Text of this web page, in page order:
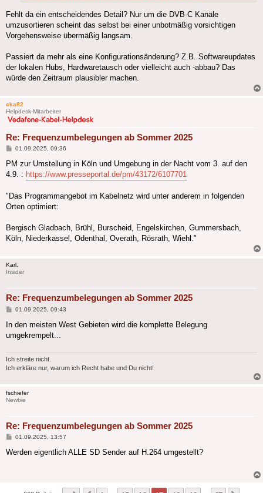
Fehlt da ein entscheidendes Detail? Nur um die DVB-C Kanäle
umzusortieren scheint das selbst bei einer unbotmäßig vorsichtigen
Vorgehensweise übermäßig langsam.
Passiert da mehr als eine Konfigurationsänderung? Z.B. Softwareupdates
der lokalen Hubs, Hardwaretausch oder vielleicht auch -abbau? Das
würde den Zeitraum plausibler machen.
cka82
Helpdesk-Mitarbeiter
Re: Frequenzumbelegungen ab Sommer 2025
Beitrag
01.09.2025, 09:36
PM zur Umstellung in Köln und Umgebung in der Nacht vom 3. auf den
4.9. : https://www.presseportal.de/pm/43172/6107701
"Das Programmangebot im Kabelnetz wird unter anderem in folgenden
Orten optimiert:
Bergisch Gladbach, Brühl, Burscheid, Engelskirchen, Gummersbach,
Köln, Niederkassel, Odenthal, Overath, Rösrath, Wiehl."
Karl.
Insider
Re: Frequenzumbelegungen ab Sommer 2025
Beitrag
01.09.2025, 09:43
In den meisten West Gebieten wird die komplette Belegung
umgekrempelt...
Ich streite nicht.
Ich erkläre nur, warum ich Recht habe und Du nicht!
fschiefer
Newbie
Re: Frequenzumbelegungen ab Sommer 2025
Beitrag
01.09.2025, 13:57
Werden eigentlich ALLE SD Sender auf H.264 umgestellt?